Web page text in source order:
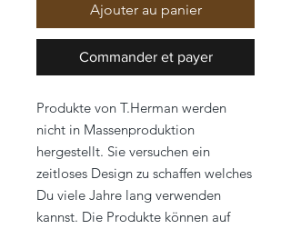
Ajouter au panier
Commander et payer
Produkte von T.Herman werden
nicht in Massenproduktion
hergestellt. Sie versuchen ein
zeitloses Design zu schaffen welches
Du viele Jahre lang verwenden
kannst. Die Produkte können auf